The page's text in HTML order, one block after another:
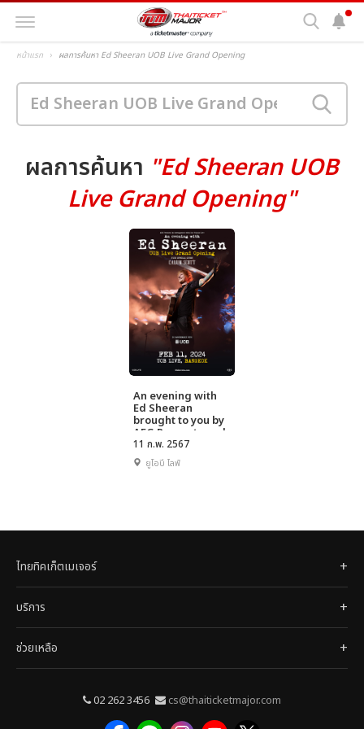
หน้าแรก ผลการค้นหา Ed Sheeran UOB Live Grand Opening
ผลการค้นหา "Ed Sheeran UOB
Live Grand Opening"
An evening with
Ed Sheeran
brought to you by
AEG Presents and
UOB
11 ก.พ. 2567
ยูโอบี ไลฟ์
ไทยทิคเก็ตเมเจอร์
บริการ
ช่วยเหลือ
02 262 3456 cs@thaiticketmajor.com